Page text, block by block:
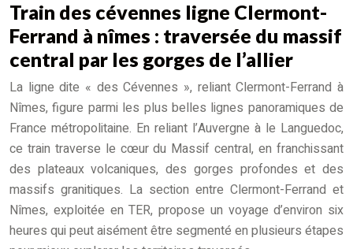
Train des cévennes ligne Clermont-
Ferrand à nîmes : traversée du massif
central par les gorges de l’allier
La ligne dite « des Cévennes », reliant Clermont-Ferrand à
Nîmes, figure parmi les plus belles lignes panoramiques de
France métropolitaine. En reliant l’Auvergne à le Languedoc,
ce train traverse le cœur du Massif central, en franchissant
des plateaux volcaniques, des gorges profondes et des
massifs granitiques. La section entre Clermont-Ferrand et
Nîmes, exploitée en TER, propose un voyage d’environ six
heures qui peut aisément être segmenté en plusieurs étapes